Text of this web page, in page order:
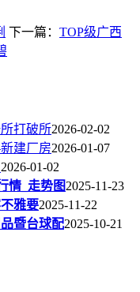
下一篇： TOP级广西
打破所2026-02-02
建厂房2026-01-07
2026-01-02
情_走势图2025-11-23
雅要2025-11-22
暨台球配2025-10-21